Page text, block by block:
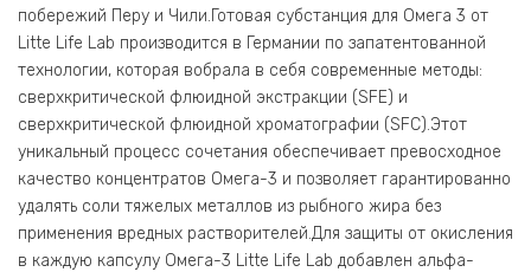
побережий Перу и Чили.Готовая субстанция для Омега 3 от
Litte Life Lab производится в Германии по запатентованной
технологии, которая вобрала в себя современные методы:
сверхкритической флюидной экстракции (SFE) и
сверхкритической флюидной хроматографии (SFC).Этот
уникальный процесс сочетания обеспечивает превосходное
качество концентратов Омега-3 и позволяет гарантированно
удалять соли тяжелых металлов из рыбного жира без
применения вредных растворителей.Для защиты от окисления
в каждую капсулу Омега-3 Litte Life Lab добавлен альфа-